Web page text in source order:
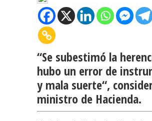
“Se subestimó la
hubo un error de
y mala suerte“,
ministro de Hacienda.